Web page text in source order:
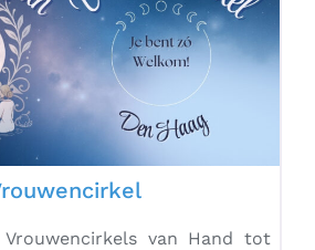
Vrouwencirkels van Hand tot